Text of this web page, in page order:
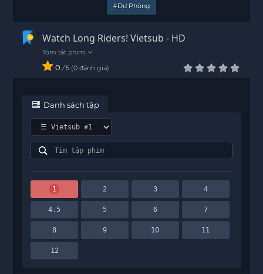
#Dự Phòng
Watch Long Riders! Vietsub - HD
0 / 5 0 đánh giá
Danh sách tập
1 2 3 4
4.5 5 6 7
8 9 10 11
12